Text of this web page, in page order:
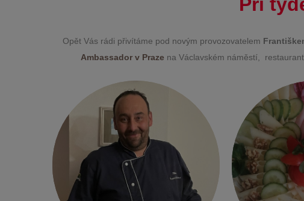
Při
Opět Vás rádi přivítáme pod novým provozovatelem
Ambassador v Praze na Václavském náměstí,